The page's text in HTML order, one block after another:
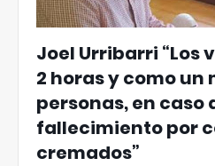
Joel Urribarri “Los
2 horas y como un
personas, en caso
fallecimiento por
cremados”